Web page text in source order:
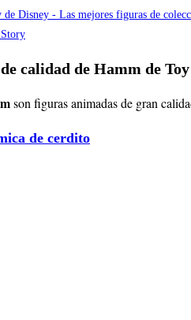
calidad de Hamm de
son figuras animadas de gran
de cerdito